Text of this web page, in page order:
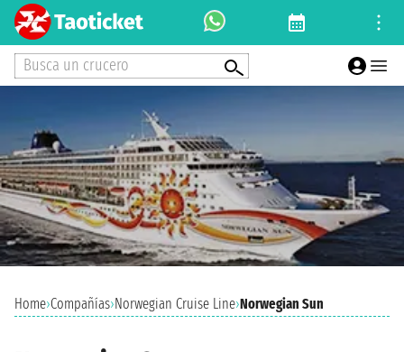
Busca un crucero
Home›Compañías›Norwegian Cruise Line›Norwegian Sun